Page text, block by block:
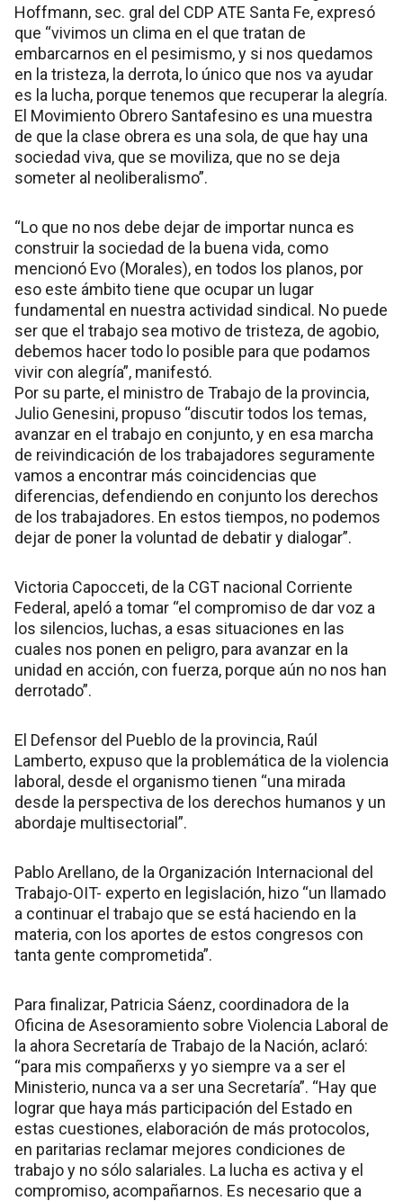
Hoffmann, sec. gral del CDP ATE Santa Fe, expresó
que “vivimos un clima en el que tratan de
embarcarnos en el pesimismo, y si nos quedamos
en la tristeza, la derrota, lo único que nos va ayudar
es la lucha, porque tenemos que recuperar la alegría.
El Movimiento Obrero Santafesino es una muestra
de que la clase obrera es una sola, de que hay una
sociedad viva, que se moviliza, que no se deja
someter al neoliberalismo”.
“Lo que no nos debe dejar de importar nunca es
construir la sociedad de la buena vida, como
mencionó Evo (Morales), en todos los planos, por
eso este ámbito tiene que ocupar un lugar
fundamental en nuestra actividad sindical. No puede
ser que el trabajo sea motivo de tristeza, de agobio,
debemos hacer todo lo posible para que podamos
vivir con alegría”, manifestó.
Por su parte, el ministro de Trabajo de la provincia,
Julio Genesini, propuso “discutir todos los temas,
avanzar en el trabajo en conjunto, y en esa marcha
de reivindicación de los trabajadores seguramente
vamos a encontrar más coincidencias que
diferencias, defendiendo en conjunto los derechos
de los trabajadores. En estos tiempos, no podemos
dejar de poner la voluntad de debatir y dialogar”.
Victoria Capocceti, de la CGT nacional Corriente
Federal, apeló a tomar “el compromiso de dar voz a
los silencios, luchas, a esas situaciones en las
cuales nos ponen en peligro, para avanzar en la
unidad en acción, con fuerza, porque aún no nos han
derrotado”.
El Defensor del Pueblo de la provincia, Raúl
Lamberto, expuso que la problemática de la violencia
laboral, desde el organismo tienen “una mirada
desde la perspectiva de los derechos humanos y un
abordaje multisectorial”.
Pablo Arellano, de la Organización Internacional del
Trabajo-OIT- experto en legislación, hizo “un llamado
a continuar el trabajo que se está haciendo en la
materia, con los aportes de estos congresos con
tanta gente comprometida”.
Para finalizar, Patricia Sáenz, coordinadora de la
Oficina de Asesoramiento sobre Violencia Laboral de
la ahora Secretaría de Trabajo de la Nación, aclaró:
“para mis compañerxs y yo siempre va a ser el
Ministerio, nunca va a ser una Secretaría”. “Hay que
lograr que haya más participación del Estado en
estas cuestiones, elaboración de más protocolos,
en paritarias reclamar mejores condiciones de
trabajo y no sólo salariales. La lucha es activa y el
compromiso, acompañarnos. Es necesario que a